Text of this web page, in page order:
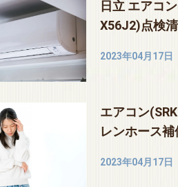
日立 エアコ
X56J2)点検
2023年04月17日
エアコン
レンホース補
2023年04月17日